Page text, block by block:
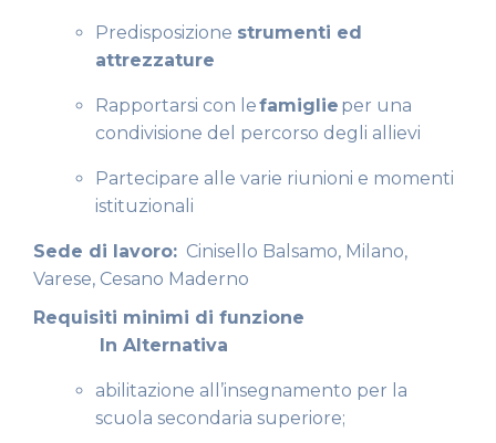
Predisposizione strumenti ed
attrezzature
Rapportarsi con lefamiglie per una
condivisione del percorso degli allievi
Partecipare alle varie riunioni e momenti
istituzionali
Sede di lavoro: Cinisello Balsamo, Milano,
Varese, Cesano Maderno
Requisiti minimi di funzione
In Alternativa
abilitazione all’insegnamento per la
scuola secondaria superiore;